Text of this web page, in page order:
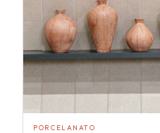
PORCELANATO